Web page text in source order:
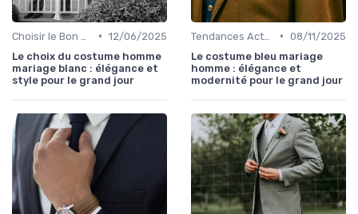
• 12/06/2025
Le choix du costume homme
mariage blanc : élégance et
style pour le grand jour
• 08/11/2025
Le costume bleu mariage
homme : élégance et
modernité pour le grand jour